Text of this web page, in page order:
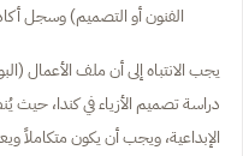
الفنون أو التصميم) وسجل
يجب الانتباه إلى أن ملف الأعمال
دراسة تصميم الأزياء في كندا، حيث
الإبداعية، ويجب أن يكون متكاملاً